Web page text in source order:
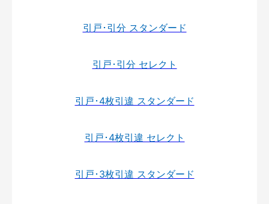
引戸･引分 スタンダード
引戸･引分 セレクト
引戸･4枚引違 スタンダード
引戸･4枚引違 セレクト
引戸･3枚引違 スタンダード